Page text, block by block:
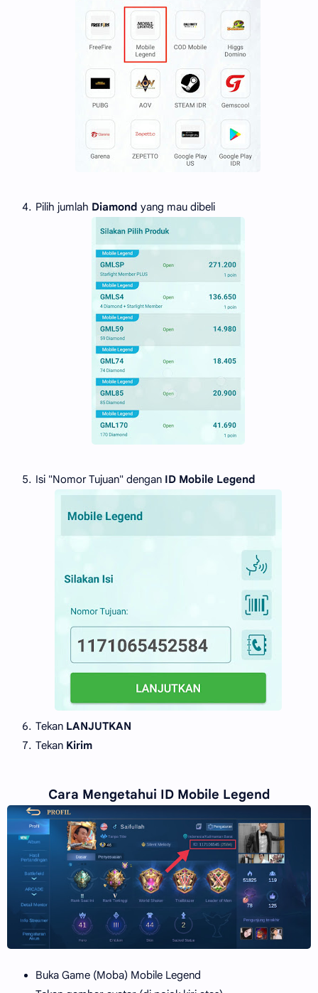
Pilih jumlah Diamond yang mau dibeli
Isi "Nomor Tujuan" dengan ID Mobile Legend
Tekan LANJUTKAN
Tekan Kirim
Cara Mengetahui ID Mobile Legend
Buka Game (Moba) Mobile Legend